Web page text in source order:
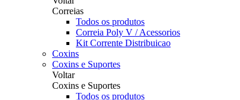
Correias
Todos os produtos
Correia Poly V / Acessorios
Kit Corrente Distribuicao
Coxins
Coxins e Suportes
Voltar
Coxins e Suportes
Todos os produtos